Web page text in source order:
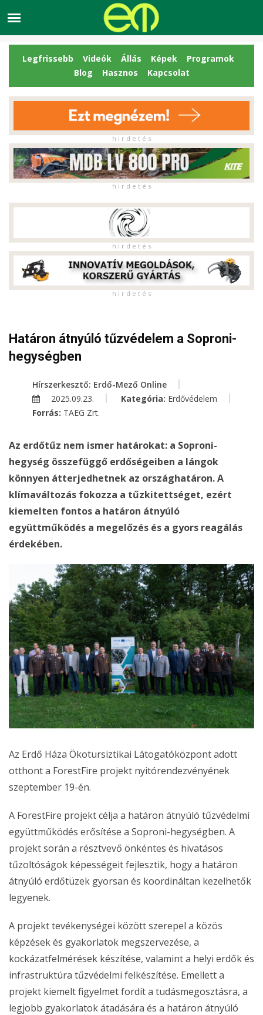
Legfrissebb Videók Állás Képek
Programok
Blog
Hasznos Kapcsolat
h i r d e t é s
h i r d e t é s
h i r d e t é s
h i r d e t é s
Határon átnyúló tűzvédelem a Soproni-
hegységben
Hírszerkesztő: Erdő-Mező Online
2025.09.23.
Kategória: Erdővédelem
Forrás: TAEG Zrt.
Az erdőtűz nem ismer határokat: a Soproni-
hegység összefüggő erdőségeiben a lángok
könnyen átterjedhetnek az országhatáron. A
klímaváltozás fokozza a tűzkitettséget, ezért
kiemelten fontos a határon átnyúló
együttműködés a megelőzés és a gyors reagálás
érdekében.
Az Erdő Háza Ökotursiztikai Látogatóközpont adott
otthont a ForestFire projekt nyitórendezvényének
szeptember 19-én.
A ForestFire projekt célja a határon átnyúló tűzvédelmi
együttműködés erősítése a Soproni-hegységben. A
projekt során a résztvevő önkéntes és hivatásos
tűzoltóságok képességeit fejlesztik, hogy a határon
átnyúló erdőtüzek gyorsan és koordináltan kezelhetők
legyenek.
A projekt tevékenységei között szerepel a közös
képzések és gyakorlatok megszervezése, a
kockázatfelmérések készítése, valamint a helyi erdők és
infrastruktúra tűzvédelmi felkészítése. Emellett a
projekt kiemelt figyelmet fordít a tudásmegosztásra, a
legjobb gyakorlatok átadására és a határon átnyúló